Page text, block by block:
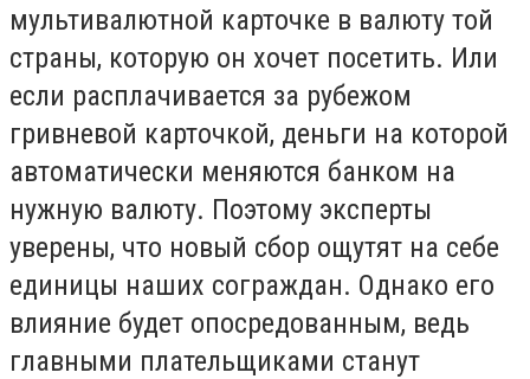
мультивалютной карточке в валюту той
страны, которую он хочет посетить. Или
если расплачивается за рубежом
гривневой карточкой, деньги на которой
автоматически меняются банком на
нужную валюту. Поэтому эксперты
уверены, что новый сбор ощутят на себе
единицы наших сограждан. Однако его
влияние будет опосредованным, ведь
главными плательщиками станут